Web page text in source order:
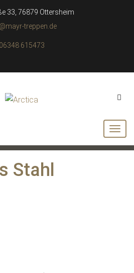
33, 76879 Ottersheim
treppen.de
06348 615473
Stahl